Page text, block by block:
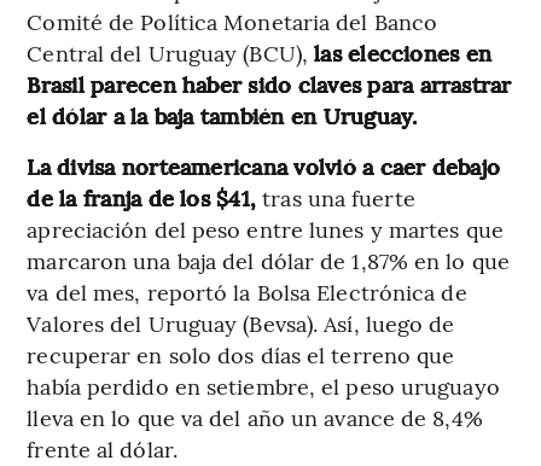
Comité de Política Monetaria del Banco
Central del Uruguay (BCU),las elecciones en
Brasil parecen haber sido claves para arrastrar
el dólar a la baja también en Uruguay.
La divisa norteamericana volvió a caer debajo
de la franja de los $41, tras una fuerte
apreciación del peso entre lunes y martes que
marcaron una baja del dólar de 1,87% en lo que
va del mes, reportó la Bolsa Electrónica de
Valores del Uruguay (Bevsa). Así, luego de
recuperar en solo dos días el terreno que
había perdido en setiembre, el peso uruguayo
lleva en lo que va del año un avance de 8,4%
frente al dólar.